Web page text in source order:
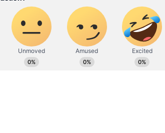
బ్రేకప్ తర్వాత అస్సలు ఫీల్ కారు!
ఎందుకో తెలుసా?